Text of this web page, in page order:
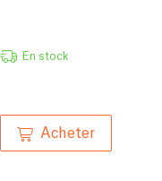
En stock
Acheter